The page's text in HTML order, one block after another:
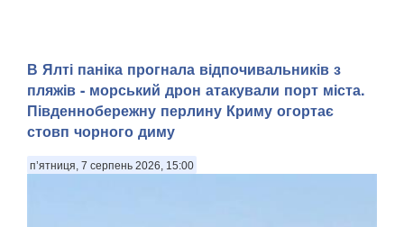
​В Ялті паніка прогнала відпочивальників з
пляжів - морський дрон атакували порт міста.
Південнобережну перлину Криму огортає
стовп чорного диму
п’ятниця, 7 серпень 2026, 15:00